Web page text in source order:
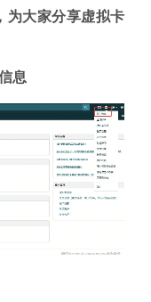
为大家分享虚拟卡
息